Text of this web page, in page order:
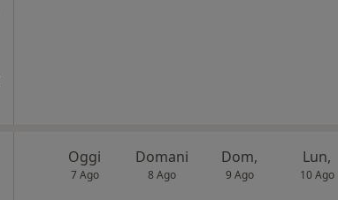
Oggi
7 Ago
Domani
8 Ago
Dom,
9 Ago
Lun,
10 Ago